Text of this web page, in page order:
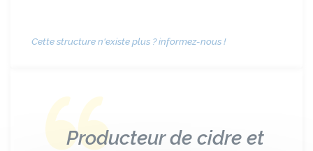
Cette structure n'existe plus ? informez-nous !
Producteur de cidre et